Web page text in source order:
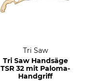
Tri Saw
Tri Saw Handsäge
TSR 32 mit Paloma-
Handgriff